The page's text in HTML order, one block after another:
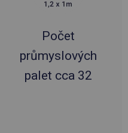
Počet
průmyslových
palet cca 32